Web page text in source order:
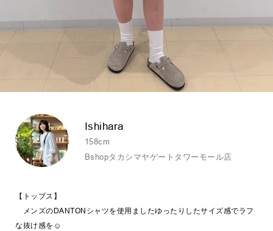
Ishihara
158cm
Bshopタカシマヤゲートタワーモール店
【トップス】
メンズのDANTONシャツを使用ましたゆったりしたサイズ感でラフ
な抜け感を☺︎